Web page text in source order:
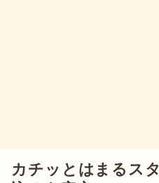
カチッとはまるス